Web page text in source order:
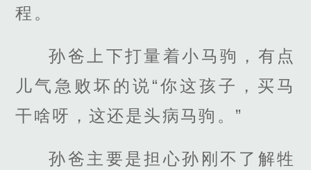
程。
孙爸上下打量着小马驹，有点
儿气急败坏的说“你这孩子，买马
干啥呀，这还是头病马驹。”
孙爸主要是担心孙刚不了解牲